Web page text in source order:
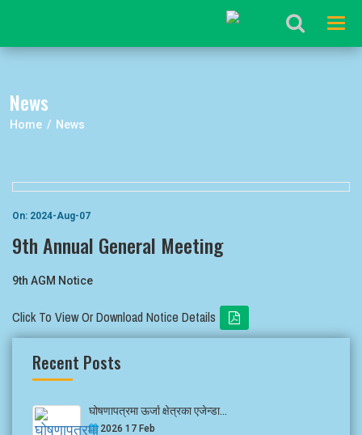
News
Home / News
On: 2024-Aug-07
9th Annual General Meeting
9th AGM Notice
Click To View Or Download Notice Details
Recent Posts
घोषणापत्रमा ऊर्जा क्षेत्रका एजेन्डा...
2026 17 Feb